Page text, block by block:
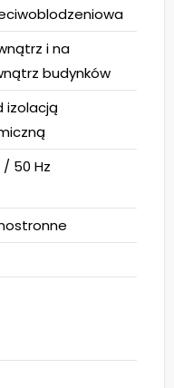
i na
budynków
izolacją
/ 50 Hz